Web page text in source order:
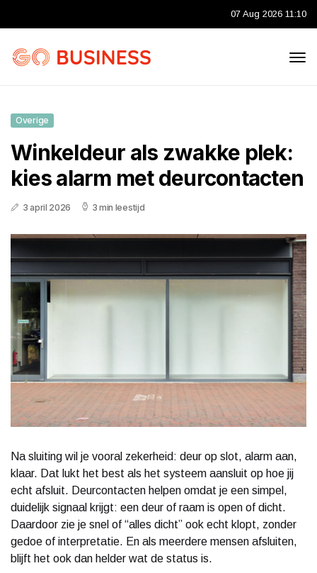
07 Aug 2026 11:10
Overige
Winkeldeur als zwakke plek:
kies alarm met deurcontacten
3 april 2026 3 min leestijd
Na sluiting wil je vooral zekerheid: deur op slot, alarm aan,
klaar. Dat lukt het best als het systeem aansluit op hoe jij
echt afsluit. Deurcontacten helpen omdat je een simpel,
duidelijk signaal krijgt: een deur of raam is open of dicht.
Daardoor zie je snel of “alles dicht” ook echt klopt, zonder
gedoe of interpretatie. En als meerdere mensen afsluiten,
blijft het ook dan helder wat de status is.